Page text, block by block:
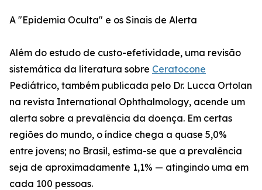
A "Epidemia Oculta" e os Sinais de Alerta
Além do estudo de custo-efetividade, uma revisão
sistemática da literatura sobre Ceratocone
Pediátrico, também publicada pelo Dr. Lucca Ortolan
na revista International Ophthalmology, acende um
alerta sobre a prevalência da doença. Em certas
regiões do mundo, o índice chega a quase 5,0%
entre jovens; no Brasil, estima-se que a prevalência
seja de aproximadamente 1,1% — atingindo uma em
cada 100 pessoas.